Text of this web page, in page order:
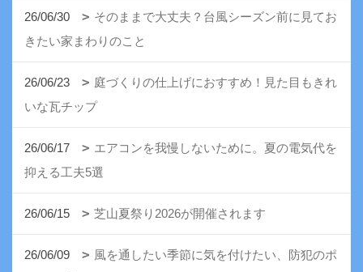
26/06/30
そのままで大丈夫？台風シーズン前に見てお
きたい家まわりのこと
26/06/23
庭づくりの仕上げにおすすめ！見た目もきれ
いな瓦チップ
26/06/17
エアコンを我慢しないために。夏の電気代を
抑える工夫5選
26/06/15 芝山夏祭り2026が開催されます
26/06/09
風を通したい季節に気を付けたい、防犯のポ